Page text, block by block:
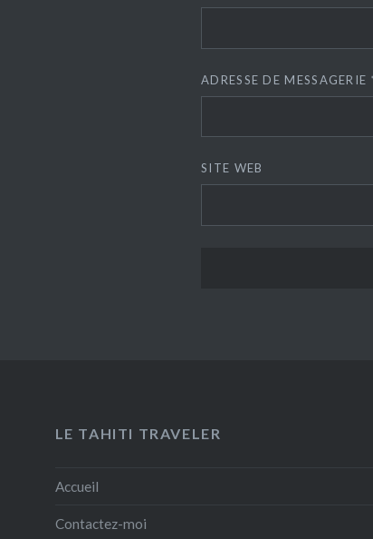
ADRESSE DE MESSAGERIE
SITE WEB
LE TAHITI TRAVELER
Accueil
Contactez-moi